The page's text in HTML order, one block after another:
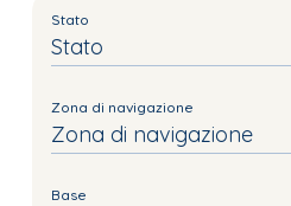
Stato
Stato
Zona di navigazione
Zona di navigazione
Base